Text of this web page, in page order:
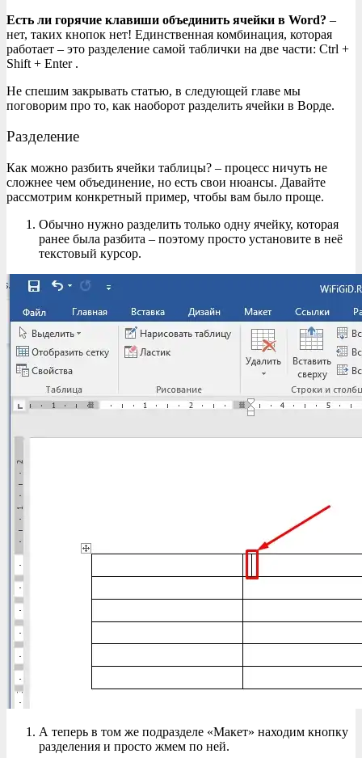
Есть ли горячие клавиши объединить ячейки в Word? –
нет, таких кнопок нет! Единственная комбинация, которая
работает – это разделение самой таблички на две части: Ctrl +
Shift + Enter .
Не спешим закрывать статью, в следующей главе мы
поговорим про то, как наоборот разделить ячейки в Ворде.
Разделение
Как можно разбить ячейки таблицы? – процесс ничуть не
сложнее чем объединение, но есть свои нюансы. Давайте
рассмотрим конкретный пример, чтобы вам было проще.
Обычно нужно разделить только одну ячейку, которая
ранее была разбита – поэтому просто установите в неё
текстовый курсор.
А теперь в том же подразделе «Макет» находим кнопку
разделения и просто жмем по ней.